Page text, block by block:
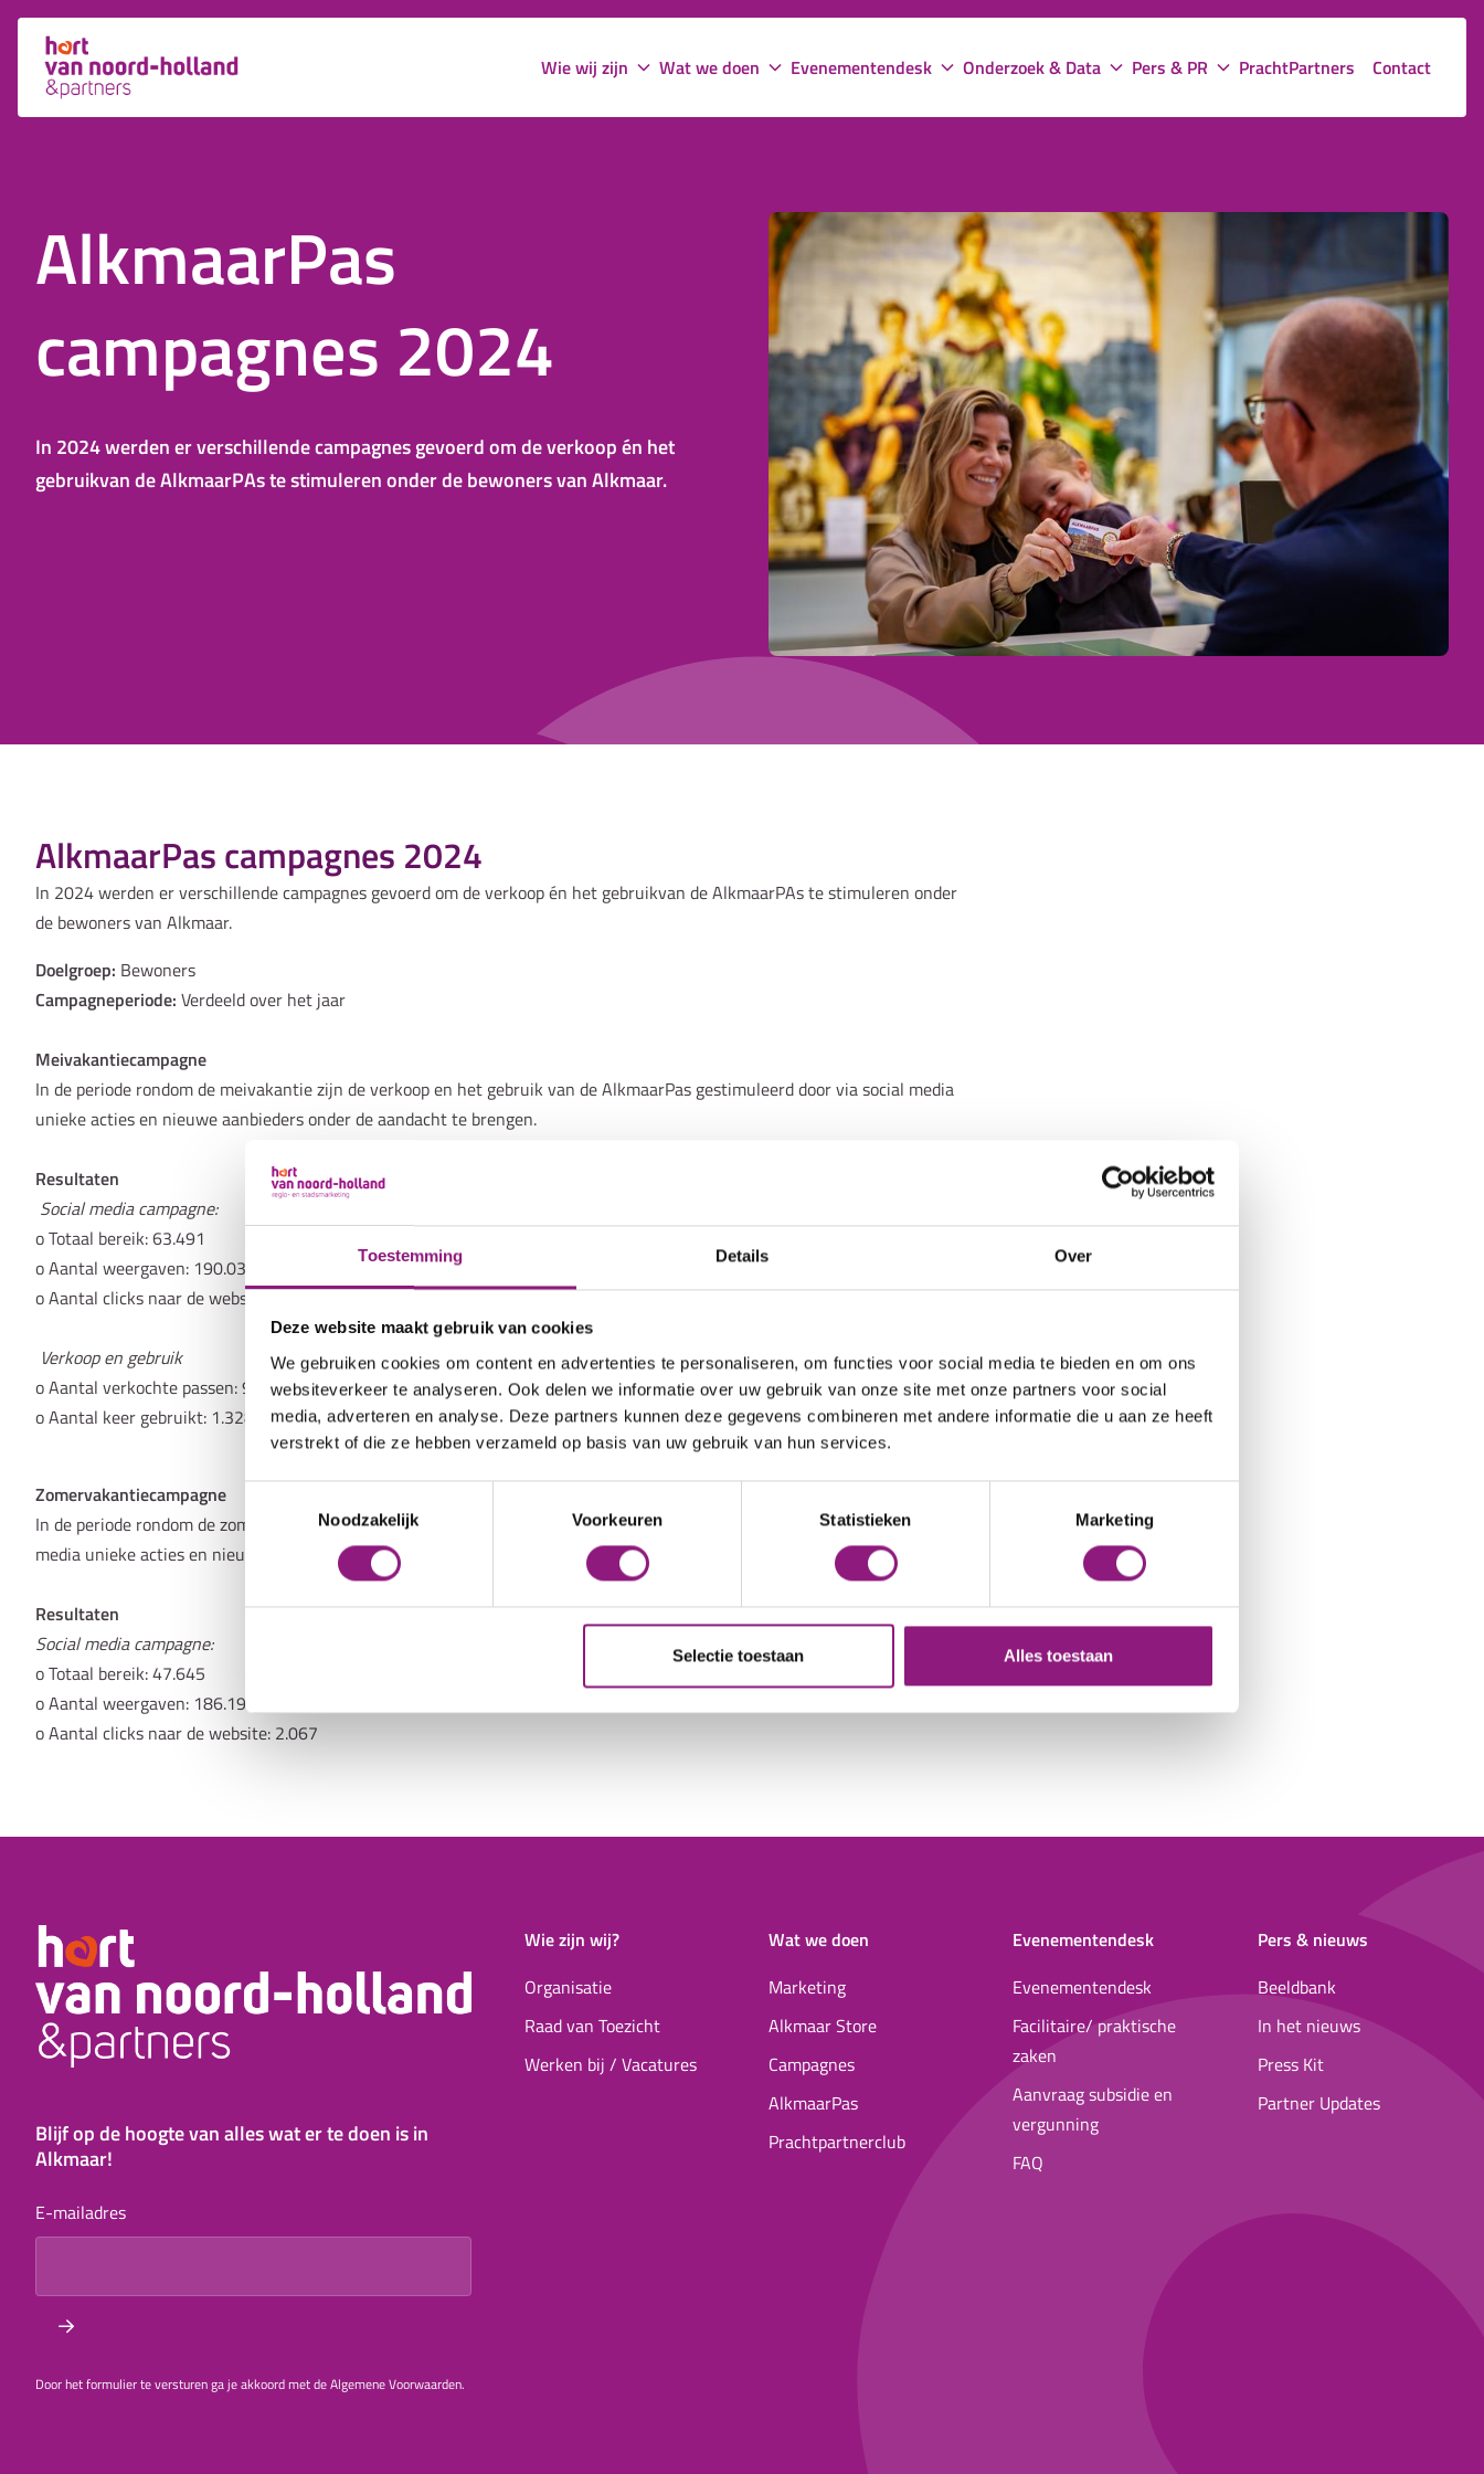
Toestemming Details Over
Deze website maakt gebruik van cookies
We gebruiken cookies om content en advertenties te personaliseren, om functies voor social media te bieden en om ons
websiteverkeer te analyseren. Ook delen we informatie over uw gebruik van onze site met onze partners voor social
media, adverteren en analyse. Deze partners kunnen deze gegevens combineren met andere informatie die u aan ze heeft
verstrekt of die ze hebben verzameld op basis van uw gebruik van hun services.
Noodzakelijk
Voorkeuren Statistieken Marketing
Selectie toestaan Alles toestaan
Wie wij zijn Wat we doen Evenementendesk Onderzoek & Data Pers & PR PrachtPartners Contact
AlkmaarPas
campagnes 2024
In 2024 werden er verschillende campagnes gevoerd om de verkoop én het
gebruikvan de AlkmaarPAs te stimuleren onder de bewoners van Alkmaar.
AlkmaarPas campagnes 2024
In 2024 werden er verschillende campagnes gevoerd om de verkoop én het gebruikvan de AlkmaarPAs te stimuleren onder
de bewoners van Alkmaar.
Doelgroep: Bewoners
Campagneperiode: Verdeeld over het jaar
Meivakantiecampagne
In de periode rondom de meivakantie zijn de verkoop en het gebruik van de AlkmaarPas gestimuleerd door via social media
unieke acties en nieuwe aanbieders onder de aandacht te brengen.
Resultaten
Social media campagne:
o Totaal bereik: 63.491
o Aantal weergaven: 190.035
o Aantal clicks naar de website: 1.600
Verkoop en gebruik
o Aantal verkochte passen: 97 (+ 125,6% t.o.v. 2023)
o Aantal keer gebruikt: 1.328 (+ 36,1% t.o.v. 2023)
Zomervakantiecampagne
In de periode rondom de zomervakantie zijn de verkoop en het gebruik van de AlkmaarPas gestimuleerd door via social
media unieke acties en nieuwe aanbieders onder de aandacht te brengen.
Resultaten
Social media campagne:
o Totaal bereik: 47.645
o Aantal weergaven: 186.192
o Aantal clicks naar de website: 2.067
Blijf op de hoogte van alles wat er te doen is in
Alkmaar!
E-mailadres
Door het formulier te versturen ga je akkoord met de Algemene Voorwaarden.
Wie zijn wij?
Organisatie
Raad van Toezicht
Werken bij / Vacatures
Wat we doen
Marketing
Alkmaar Store
Campagnes
AlkmaarPas
Prachtpartnerclub
Evenementendesk
Evenementendesk
Facilitaire/ praktische
zaken
Aanvraag subsidie en
vergunning
FAQ
Pers & nieuws
Beeldbank
In het nieuws
Press Kit
Partner Updates